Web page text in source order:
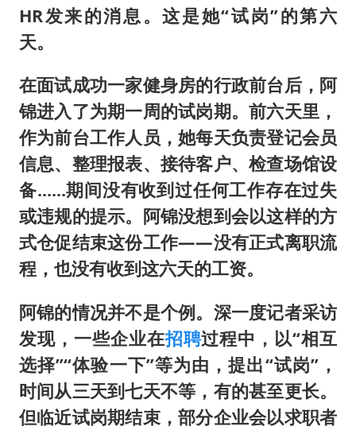
老人被城管撞倒后离世亲属质疑记录仪
HR发来的消息。这是她“试岗”的第六
天。
在面试成功一家健身房的行政前台后， 阿
锦进入了为期一周的试岗期。前六天里 ，
作为前台工作人员 ，她每天负责登记会员
信息、整理报表、接待客户、检查场馆设
备......期间没有收到过任何工作存在过失
或违规的提示。 阿锦没想到会以这样的方
式仓促结束这份工作——没有正式离职流
程，也没有收到这六天的工资。
阿锦的情况并不是个例。 深一度记者采访
发现， 一些企业在招聘过程中，以“相互
选择”“体验一下”等为由，提出“试岗”，
时间从三天到七天不等， 有的甚至更长。
但临近试岗期结束，部分企业会以求职者